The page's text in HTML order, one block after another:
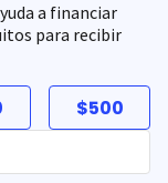
a financiar
para recibir
$500